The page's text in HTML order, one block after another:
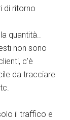
di ritorno
quantità..
non sono
c’è
da tracciare
il traffico e